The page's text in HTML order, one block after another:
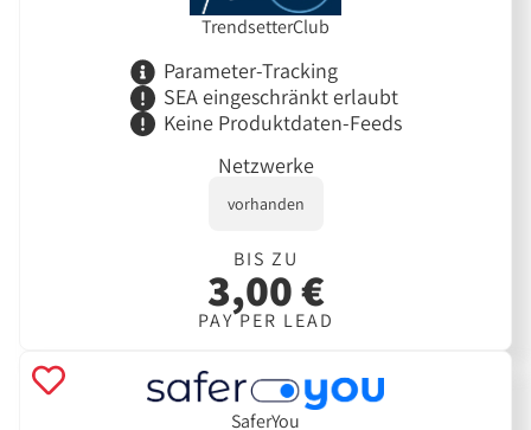
TrendsetterClub
Parameter-Tracking
SEA eingeschränkt erlaubt
Keine Produktdaten-Feeds
Netzwerke
vorhanden
BIS ZU
3,00 €
PAY PER LEAD
SaferYou